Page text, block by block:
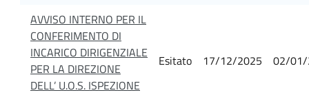
AVVISO INTERNO PER IL
CONFERIMENTO DI
INCARICO DIRIGENZIALE
PER LA DIREZIONE
DELL’ U.O.S. ISPEZIONE
Esitato 17/12/2025 02/